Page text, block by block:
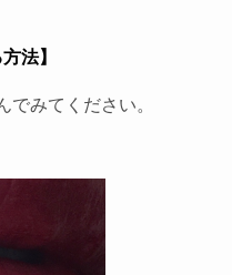
法】
みてください。